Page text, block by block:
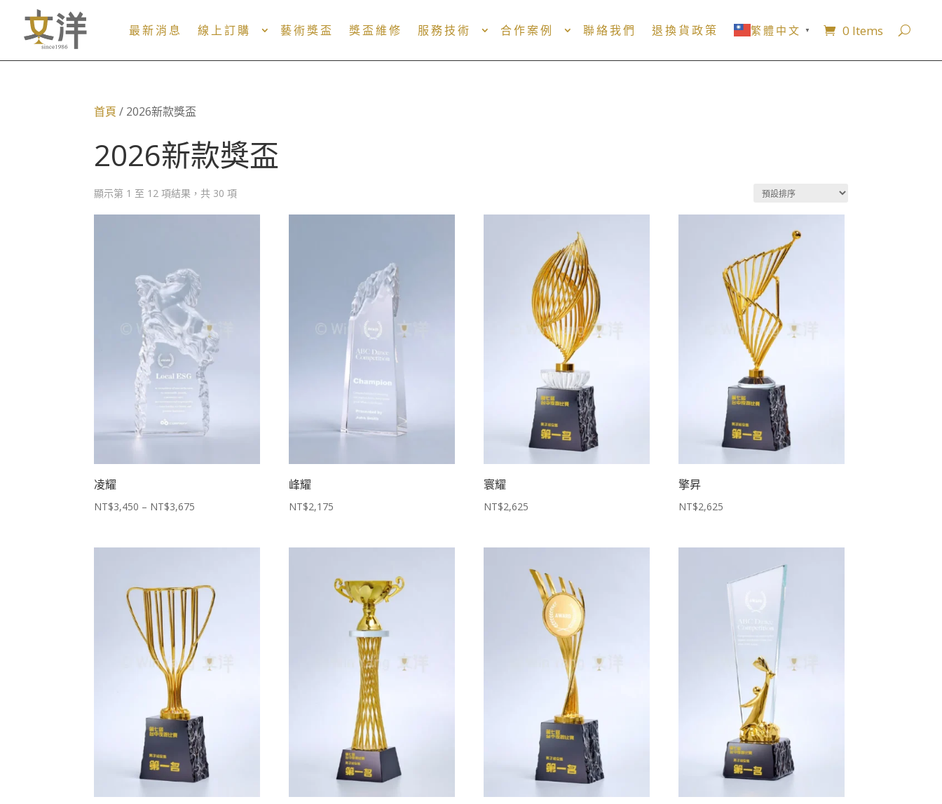
最新消息 線上訂購 藝術獎盃 獎盃維修 服務技術 合作案例 聯絡我們 退換貨政策 繁體中文 ▼ 0 Items
首頁 / 2026新款獎盃
2026新款獎盃
顯示第 1 至 12 項結果，共 30 項
凌耀
NT$3,450 – NT$3,675
到
NT$3,675
峰耀
NT$2,175
寰耀
NT$2,625
擎昇
NT$2,625